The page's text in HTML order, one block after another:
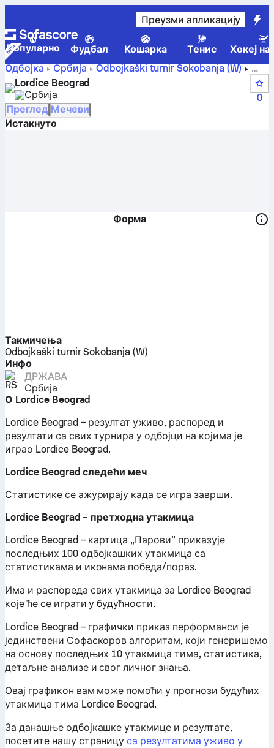
Преузми апликацију
Популарно Фудбал Кошарка Тенис
Хокеј
Одбојка
Србија
Odbojkaški turnir Sokobanja (W)
Lordice Beograd – резултат уживо, распоред,
утакмице и табела
Lordice Beograd
Србија
0
Преглед Мечеви
Истакнуто
Форма
Такмичења
Odbojkaški turnir Sokobanja (W)
Инфо
ДРЖАВА
Србија
О Lordice Beograd
Lordice Beograd – резултат уживо, распоред и
резултати са свих турнира у одбојци на којима је
играо Lordice Beograd.
Lordice Beograd следећи меч
Статистике се ажурирају када се игра заврши.
Lordice Beograd – претходна утакмица
Lordice Beograd – картица „Парови” приказује
последњих 100 одбојкашких утакмица са
статистикама и иконама победа/пораз.
Има и распореда свих утакмица за Lordice Beograd
које ће се играти у будућности.
Lordice Beograd – графички приказ перформанси је
јединствени Софаскоров алгоритам, који генеришемо
на основу последњих 10 утакмица тима, статистика,
детаљне анализе и свог личног знања.
Овај графикон вам може помоћи у прогнози будућих
утакмица тима Lordice Beograd.
За данашње одбојкашке утакмице и резултате,
посетите нашу страницуса резултатима уживо у